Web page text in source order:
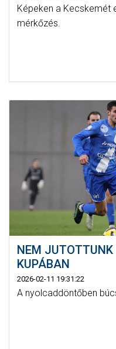
Képeken a Kecskemét
mérkőzés.
NEM JUTOTTUNK
KUPÁBAN
2026-02-11 19:31:22
A nyolcaddöntőben